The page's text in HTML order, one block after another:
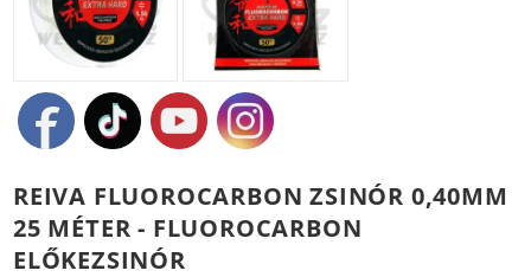
REIVA FLUOROCARBON ZSINÓR 0,40MM
25 MÉTER - FLUOROCARBON
ELŐKEZSINÓR